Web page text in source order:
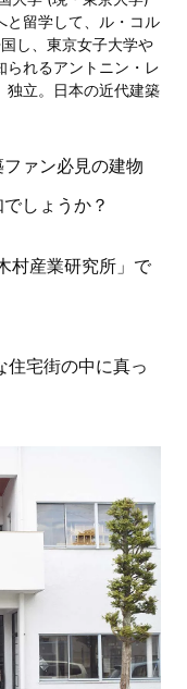
と留学して、ル・コル
し、東京女子大学や
られるアントニン・レ
独立。日本の近代建築
ァン必見の建物
しょうか？
村産業研究所」で
住宅街の中に真っ